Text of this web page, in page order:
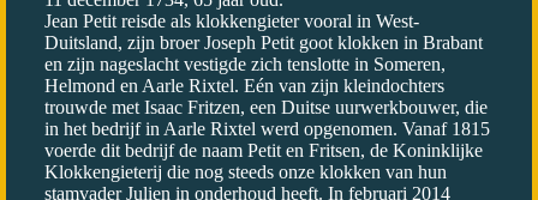
Jean Petit reisde als klokkengieter vooral in West-
Duitsland, zijn broer Joseph Petit goot klokken in Brabant
en zijn nageslacht vestigde zich tenslotte in Someren,
Helmond en Aarle Rixtel. Eén van zijn kleindochters
trouwde met Isaac Fritzen, een Duitse uurwerkbouwer, die
in het bedrijf in Aarle Rixtel werd opgenomen. Vanaf 1815
voerde dit bedrijf de naam Petit en Fritsen, de Koninklijke
Klokkengieterij die nog steeds onze klokken van hun
stamvader Julien in onderhoud heeft. In februari 2014